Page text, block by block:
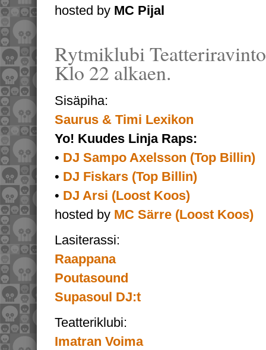
hosted by MC Pijal
Rytmiklubi
Klo 22 alkaen.
Sisäpiha:
Saurus & Timi Lexikon
Yo! Kuudes Linja Raps:
• DJ Sampo Axelsson (Top Billin)
• DJ Fiskars (Top Billin)
• DJ Arsi (Loost Koos)
hosted by MC Särre (Loost Koos)
Lasiterassi:
Raappana
Poutasound
Supasoul DJ:t
Teatteriklubi:
Imatran Voima